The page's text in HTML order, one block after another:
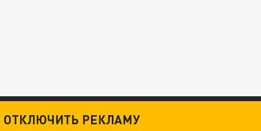
ОТКЛЮЧИТЬ РЕКЛАМУ